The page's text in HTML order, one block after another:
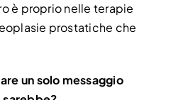
è proprio nelle terapie
prostatiche che
un solo messaggio